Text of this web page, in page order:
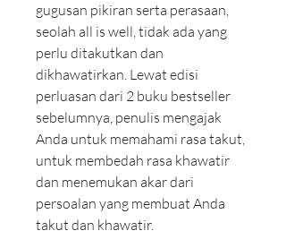
gugusan pikiran serta perasaan,
seolah all is well, tidak ada yang
perlu ditakutkan dan
dikhawatirkan. Lewat edisi
perluasan dari 2 buku bestseller
sebelumnya, penulis mengajak
Anda untuk memahami rasa takut,
untuk membedah rasa khawatir
dan menemukan akar dari
persoalan yang membuat Anda
takut dan khawatir.